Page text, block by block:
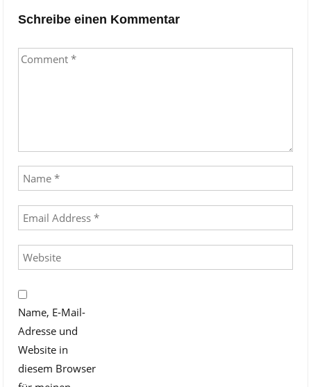
Schreibe einen Kommentar
Name, E-Mail-
Adresse und
Website in
diesem Browser